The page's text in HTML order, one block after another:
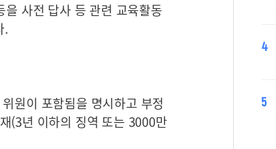
사전 답사 등 관련 교육활동
.
원이 포함됨을 명시하고 부정
(3년 이하의 징역 또는 3000만